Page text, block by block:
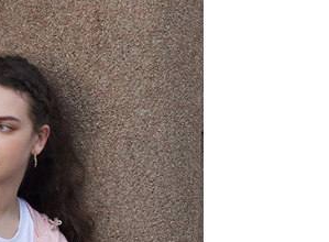
は、以下のリンクを参照してく
下当サービスという）はネット
が提供し、AFTEEが代金を徴収
なければならない個人情報（注
電話番号、受取人住所を含むが
サービスで必要な範囲内で利用
理、利用について、詳細は
収集、処理及び利用に関する声
privacypolicy/）。
すれば、最高額がNT$10,000に
の金額に基づいて年利20%の遅
者は、事前に法定代理人または